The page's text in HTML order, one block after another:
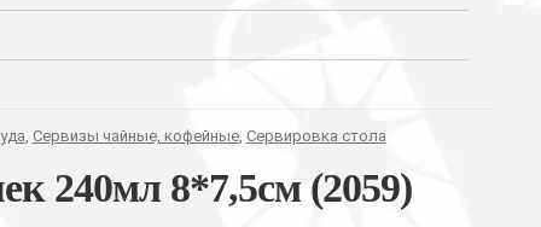
, Сервизы чайные, кофейные, Сервировка стола
240мл 8*7,5см (2059)